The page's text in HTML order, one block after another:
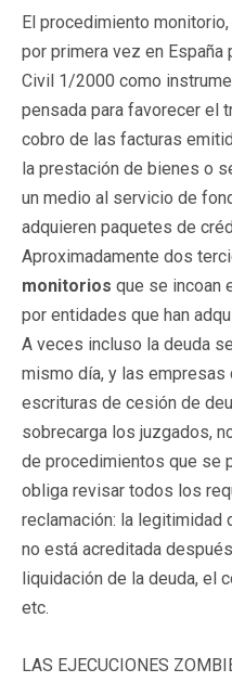
El procedimiento
por primera vez en España
Civil 1/2000 como
pensada para favorecer el
cobro de las facturas
la prestación de bienes o
un medio al servicio de
adquieren paquetes de
Aproximadamente dos
monitorios que se incoan
por entidades que han
A veces incluso la deuda
mismo día, y las
escrituras de cesión de
sobrecarga los juzgados,
de procedimientos que se
obliga revisar todos los
reclamación: la legitimidad
no está acreditada
liquidación de la deuda, el
etc.
LAS EJECUCIONES